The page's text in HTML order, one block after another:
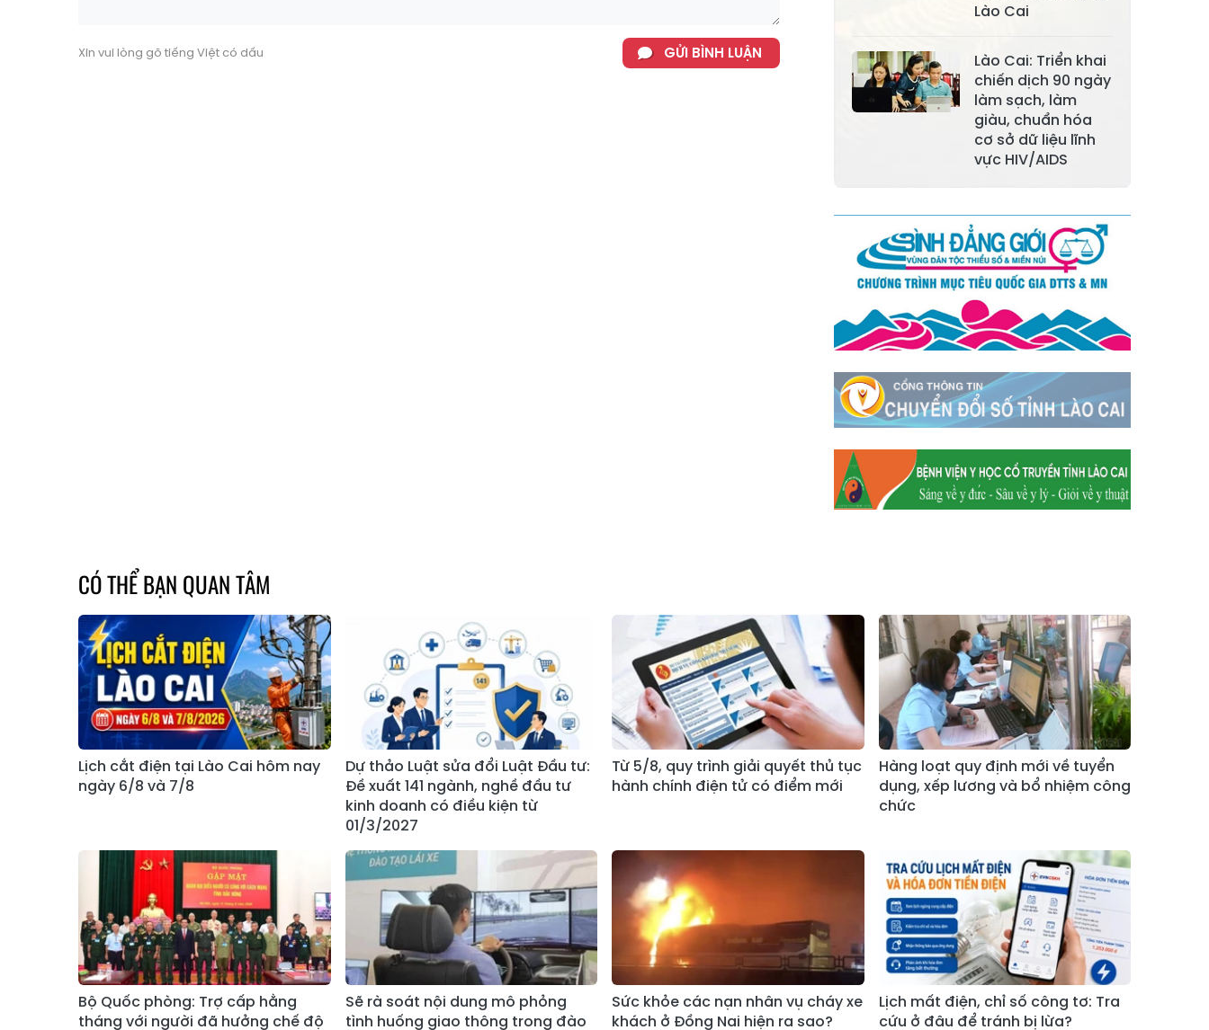
Xin vui lòng gõ tiếng Việt có dấu GỬI BÌNH LUẬN
Thịnh
Xã Quy Mông
Xã Cốc San
Xã Hợp Thành
Xã Phong Hải
Xã Bảo Thắng
Xã Tằng Loỏng
Xã Gia Phú
Xã Mường
Hum
Xã Dền Sáng
Xã Y Tý
Xã A Mú Sung
Xã Trịnh Tường
Xã Nậm Chày
Xã Bản Xèo
Xã Bát Xát
Xã Võ Lao
Xã Khánh Yên
Xã Văn Bàn
Xã Dương Quỳ
Xã Chiềng Ken
Xã Minh Lương
Xã Nậm Chảy
Xã Bảo Yên
Xã Bảo Hà
Xã Mường Bo
Xã Bản Hồ
Xã Tả Van
Xã Tả Phìn
Xã Cốc Lầu
Xã Bảo Nhai
Xã Bản Liền
Xã Bắc Hà
Xã Tả Củ Tỷ
Xã Lùng Phình
Xã Pha Long
Xã Cao Sơn
Xã Si Ma Cai
Xã Sín Chéng
Xã Nậm Xé
Xã Ngũ Chỉ
Sơn
Xã Chế Tạo
Xã Lao Chải Xã Nậm Có
Lào Cai
Lào Cai: Triển khai
chiến dịch 90 ngày
làm sạch, làm
giàu, chuẩn hóa
cơ sở dữ liệu lĩnh
vực HIV/AIDS
CÓ THỂ BẠN QUAN TÂM
Lịch cắt điện tại Lào Cai hôm nay
ngày 6/8 và 7/8
Dự thảo Luật sửa đổi Luật Đầu tư:
Đề xuất 141 ngành, nghề đầu tư
kinh doanh có điều kiện từ
01/3/2027
Từ 5/8, quy trình giải quyết thủ tục
hành chính điện tử có điểm mới
Hàng loạt quy định mới về tuyển
dụng, xếp lương và bổ nhiệm công
chức
Bộ Quốc phòng: Trợ cấp hằng
tháng với người đã hưởng chế độ
Sẽ rà soát nội dung mô phỏng
tình huống giao thông trong đào
Sức khỏe các nạn nhân vụ cháy xe
khách ở Đồng Nai hiện ra sao?
Lịch mất điện, chỉ số công tơ: Tra
cứu ở đâu để tránh bị lừa?